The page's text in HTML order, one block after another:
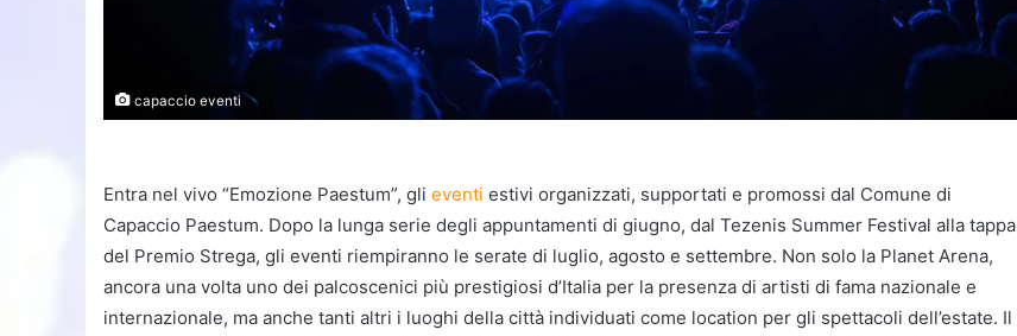
capaccio eventi
Entra nel vivo “Emozione Paestum”, gli eventi estivi organizzati, supportati e promossi dal Comune di
Capaccio Paestum. Dopo la lunga serie degli appuntamenti di giugno, dal Tezenis Summer Festival alla tappa
del Premio Strega, gli eventi riempiranno le serate di luglio, agosto e settembre. Non solo la Planet Arena,
ancora una volta uno dei palcoscenici più prestigiosi d’Italia per la presenza di artisti di fama nazionale e
internazionale, ma anche tanti altri i luoghi della città individuati come location per gli spettacoli dell’estate. Il